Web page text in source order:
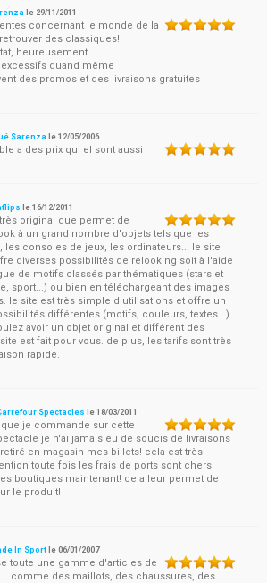
le 29/11/2011
concernant le monde de la
des classiques!
heureusement...
quand même
des promos et des livraisons gratuites
Sarenza le12/05/2006
a des prix qui el sont aussi
le16/12/2011
original que permet de
à un grand nombre d'objets tels que les
les consoles de jeux, les ordinateurs... le site
diverses possibilités de relooking soit à l'aide
de motifs classés par thématiques (stars et
sport...) ou bien en téléchargeant des images
le site est très simple d'utilisations et offre un
différentes (motifs, couleurs, textes...).
avoir un objet original et différent des
est fait pour vous. de plus, les tarifs sont très
rapide.
Spectacles le18/03/2011
je commande sur cette
je n'ai jamais eu de soucis de livraisons
en magasin mes billets! cela est très
toute fois les frais de ports sont chers
boutiques maintenant! cela leur permet de
le produit!
In Sport le06/01/2007
toute une gamme d'articles de
comme des maillots, des chaussures, des